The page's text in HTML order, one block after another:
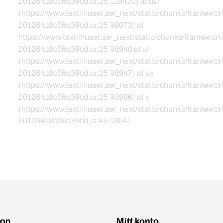
(https://www.textilhuset.se/_next/static/chunks/
20126418c06c39b0.js:25:99073) at
https://www.textilhuset.se/_next/static/chunks/
20126418c06c39b0.js:25:98940 at uI
(https://www.textilhuset.se/_next/static/chunks/
20126418c06c39b0.js:25:98947) at ux
(https://www.textilhuset.se/_next/static/chunks/
20126418c06c39b0.js:25:93986) at x
(https://www.textilhuset.se/_next/static/chunks/
20126418c06c39b0.js:49:1364)